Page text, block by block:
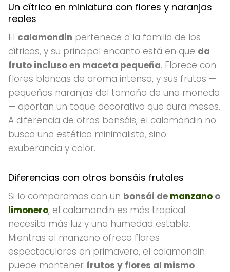
Un cítrico en miniatura con flores y naranjas
reales
El calamondin pertenece a la familia de los
cítricos, y su principal encanto está en que da
fruto incluso en maceta pequeña. Florece con
flores blancas de aroma intenso, y sus frutos —
pequeñas naranjas del tamaño de una moneda
— aportan un toque decorativo que dura meses.
A diferencia de otros bonsáis, el calamondin no
busca una estética minimalista, sino
exuberancia y color.
Diferencias con otros bonsáis frutales
Si lo comparamos con un bonsái de manzano o
limonero, el calamondin es más tropical:
necesita más luz y una humedad estable.
Mientras el manzano ofrece flores
espectaculares en primavera, el calamondin
puede mantener frutos y flores al mismo